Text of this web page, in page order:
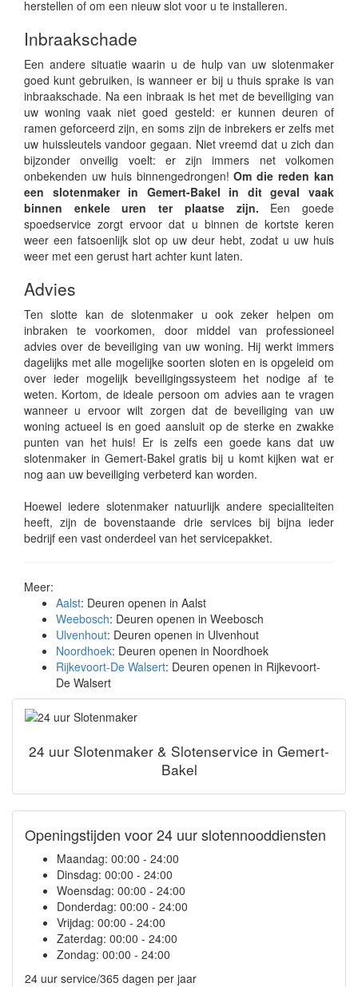
herstellen of om een nieuw slot voor u te installeren.
Inbraakschade
Een andere situatie waarin u de hulp van uw slotenmaker
goed kunt gebruiken, is wanneer er bij u thuis sprake is van
inbraakschade. Na een inbraak is het met de beveiliging van
uw woning vaak niet goed gesteld: er kunnen deuren of
ramen geforceerd zijn, en soms zijn de inbrekers er zelfs met
uw huissleutels vandoor gegaan. Niet vreemd dat u zich dan
bijzonder onveilig voelt: er zijn immers net volkomen
onbekenden uw huis binnengedrongen! Om die reden kan
een slotenmaker in Gemert-Bakel in dit geval vaak
binnen enkele uren ter plaatse zijn. Een goede
spoedservice zorgt ervoor dat u binnen de kortste keren
weer een fatsoenlijk slot op uw deur hebt, zodat u uw huis
weer met een gerust hart achter kunt laten.
Advies
Ten slotte kan de slotenmaker u ook zeker helpen om
inbraken te voorkomen, door middel van professioneel
advies over de beveiliging van uw woning. Hij werkt immers
dagelijks met alle mogelijke soorten sloten en is opgeleid om
over ieder mogelijk beveiligingssysteem het nodige af te
weten. Kortom, de ideale persoon om advies aan te vragen
wanneer u ervoor wilt zorgen dat de beveiliging van uw
woning actueel is en goed aansluit op de sterke en zwakke
punten van het huis! Er is zelfs een goede kans dat uw
slotenmaker in Gemert-Bakel gratis bij u komt kijken wat er
nog aan uw beveiliging verbeterd kan worden.
Hoewel iedere slotenmaker natuurlijk andere specialiteiten
heeft, zijn de bovenstaande drie services bij bijna ieder
bedrijf een vast onderdeel van het servicepakket.
Meer:
Aalst: Deuren openen in Aalst
Weebosch: Deuren openen in Weebosch
Ulvenhout: Deuren openen in Ulvenhout
Noordhoek: Deuren openen in Noordhoek
Rijkevoort-De Walsert: Deuren openen in Rijkevoort-
De Walsert
24 uur Slotenmaker & Slotenservice in Gemert-
Bakel
Openingstijden voor 24 uur slotennooddiensten
Maandag: 00:00 - 24:00
Dinsdag: 00:00 - 24:00
Woensdag: 00:00 - 24:00
Donderdag: 00:00 - 24:00
Vrijdag: 00:00 - 24:00
Zaterdag: 00:00 - 24:00
Zondag: 00:00 - 24:00
24 uur service/365 dagen per jaar